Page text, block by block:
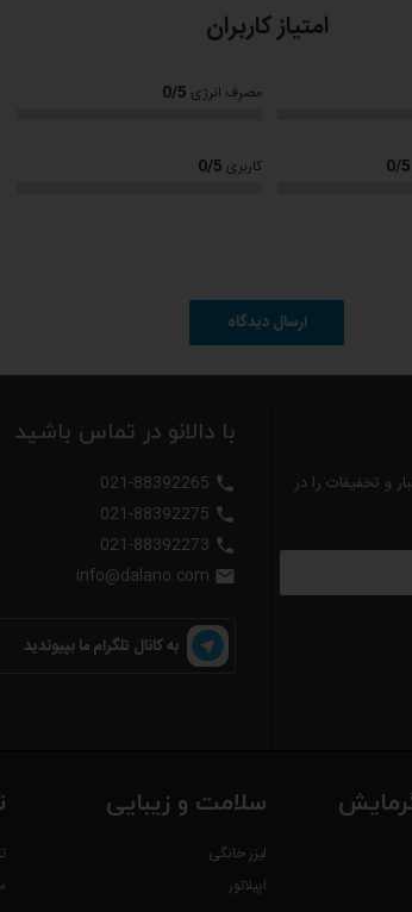
مدرن و راحت را برای شما فراهم می‌کند.
امتیاز کاربران
مصرف انرژی 0/5
0/5 کاربری 0/5
ارسال دیدگاه
و تخفیفات را در
با دالانو در تماس باشید




به کانال تلگرام ما بپیوندید
سلامت و زیبایی
لیزر خانگی
اپیلاتور